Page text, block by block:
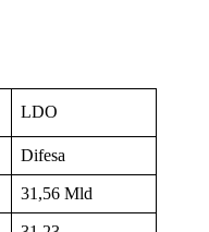
LDO
Difesa
31,56 Mld